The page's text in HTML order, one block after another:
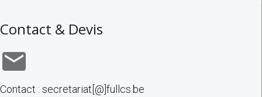
Contact & Devis
Contact : secretariat[@]fullcs.be